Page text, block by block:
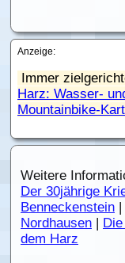
Anzeige:
Immer
Harz: Wasser-
Mountainbike-
Weitere
Der 30jährige
Benneckenstein
Nordhausen
dem Harz